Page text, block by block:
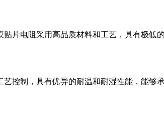
片电阻采用高品质材料和工艺，具有极低
控制，具有优异的耐温和耐湿性能，能够